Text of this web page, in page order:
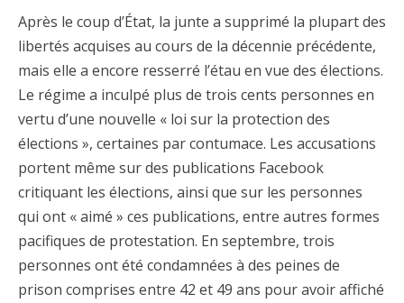
Après le coup d’État, la junte a supprimé la plupart des
libertés acquises au cours de la décennie précédente,
mais elle a encore resserré l’étau en vue des élections.
Le régime a inculpé plus de trois cents personnes en
vertu d’une nouvelle « loi sur la protection des
élections », certaines par contumace. Les accusations
portent même sur des publications Facebook
critiquant les élections, ainsi que sur les personnes
qui ont « aimé » ces publications, entre autres formes
pacifiques de protestation. En septembre, trois
personnes ont été condamnées à des peines de
prison comprises entre 42 et 49 ans pour avoir affiché